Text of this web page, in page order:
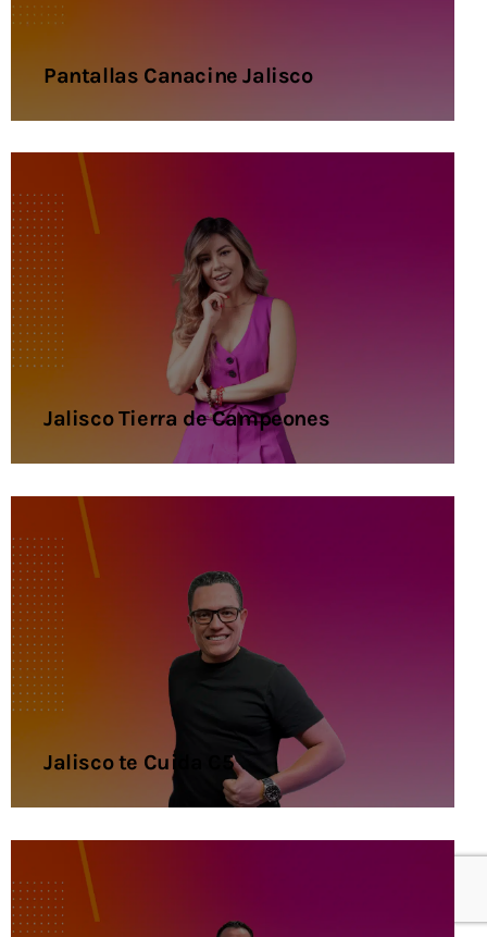
Pantallas Canacine Jalisco
Jalisco Tierra de Campeones
Jalisco te Cuida C5